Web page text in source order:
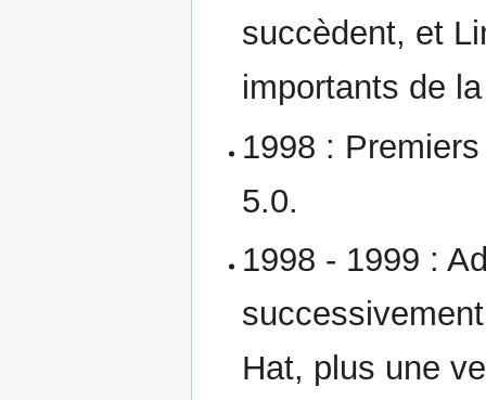
succèdent, et
importants de
1998 :
5.0.
1998 - 1999 :
Hat, plus une